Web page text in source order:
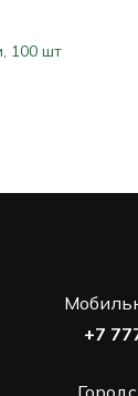
100 шт
+7